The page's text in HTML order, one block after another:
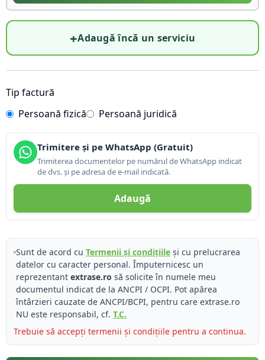
+Adaugă încă un serviciu
Tip factură
Persoană fizică
Persoană juridică
Trimitere și pe WhatsApp (Gratuit)
Trimiterea documentelor pe numărul de WhatsApp indicat
de dvs. și pe adresa de e-mail indicată.
Adaugă
Sunt de acord cu Termenii și condițiileși cu prelucrarea
datelor cu caracter personal. Împuternicesc un
reprezentant extrase.ro să solicite în numele meu
documentul indicat de la ANCPI / OCPI. Pot apărea
întârzieri cauzate de ANCPI/BCPI, pentru care extrase.ro
NU este responsabil, cf. T.C.
Trebuie să accepți termenii și condițiile pentru a continua.